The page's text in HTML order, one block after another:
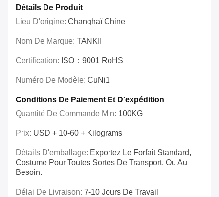
Détails De Produit
Lieu D'origine: Changhaï Chine
Nom De Marque: TANKII
Certification: ISO：9001 RoHS
Numéro De Modèle: CuNi1
Conditions De Paiement Et D'expédition
Quantité De Commande Min: 100KG
Prix: USD + 10-60 + Kilograms
Détails D'emballage: Exportez Le Forfait Standard,
Costume Pour Toutes Sortes De Transport, Ou Au
Besoin.
Délai De Livraison: 7-10 Jours De Travail